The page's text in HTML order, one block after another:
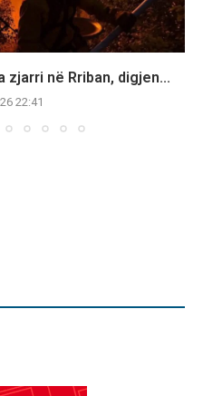
zjarri në Rriban, digjen...
22:41